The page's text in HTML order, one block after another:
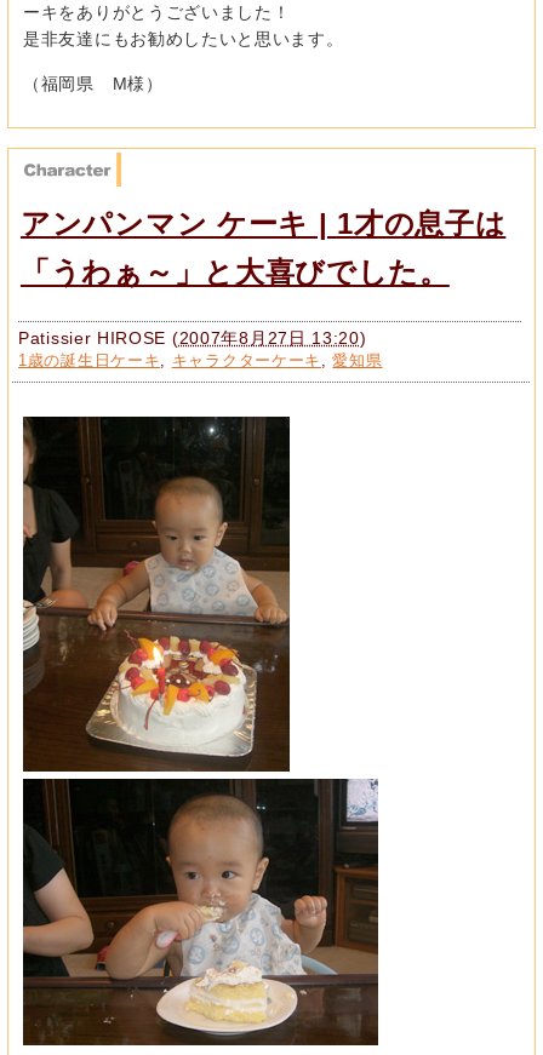
ーキをありがとうございました！
是非友達にもお勧めしたいと思います。
（福岡県 M様）
アンパンマン ケーキ | 1才の息子は
「うわぁ～」と大喜びでした。
Patissier HIROSE (2007年8月27日 13:20)
1歳の誕生日ケーキ キャラクターケーキ ,愛知県